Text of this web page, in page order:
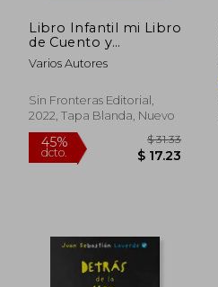
Libro Infantil mi Libro
de Cuento y
Actividades my Little
Pony
Varios Autores
Sin Fronteras Editorial,
2022, Tapa Blanda, Nuevo